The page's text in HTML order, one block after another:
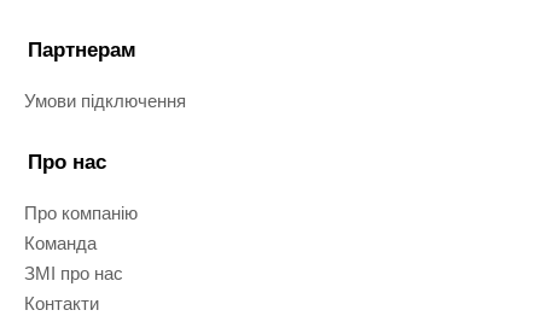
Партнерам
Умови підключення
Про нас
Про компанію
Команда
ЗМІ про нас
Контакти